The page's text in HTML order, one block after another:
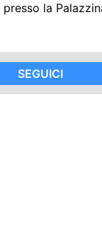
la
SEGUICI